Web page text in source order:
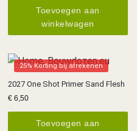
Toevoegen aan
winkelwagen
25% Korting bij afrekenen
2027 One Shot Primer Sand Flesh
€6,50
Toevoegen aan